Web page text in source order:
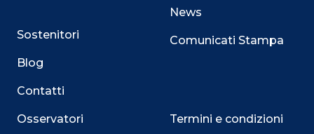
Sostenitori
Blog
Contatti
Osservatori
News
Comunicati Stampa
Termini e condizioni